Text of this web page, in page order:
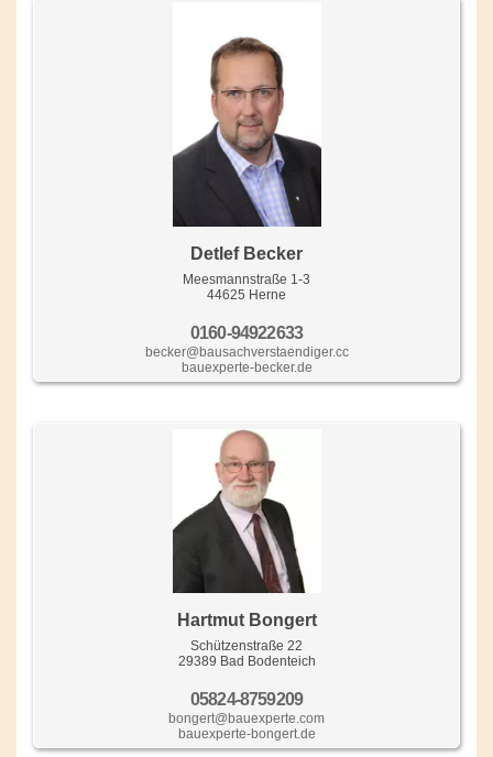
Detlef Becker
Meesmannstraße 1-3
44625 Herne
0160-94922633
becker@bausachverstaendiger.cc
bauexperte-becker.de
Hartmut Bongert
Schützenstraße 22
29389 Bad Bodenteich
05824-8759209
bongert@bauexperte.com
bauexperte-bongert.de